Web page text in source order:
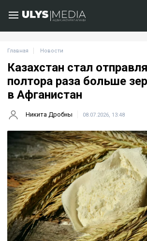
Главная Новости
Казахстан стал
полтора раза больше
в Афганистан
Никита Дробны 08.07.2026, 13:48